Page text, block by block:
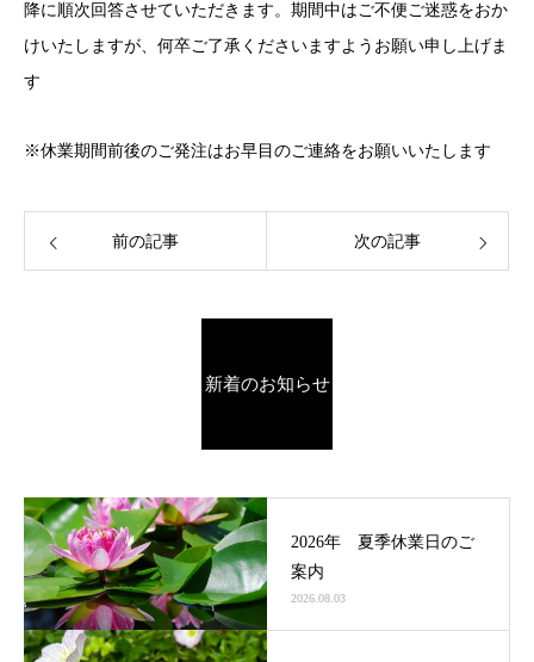
降に順次回答させていただきます。期間中はご不便ご迷惑をおか
けいたしますが、何卒ご了承くださいますようお願い申し上げま
す
※休業期間前後のご発注はお早目のご連絡をお願いいたします
前の記事 次の記事
新着のお知らせ
2026年 夏季休業日のご
案内
2026.08.03